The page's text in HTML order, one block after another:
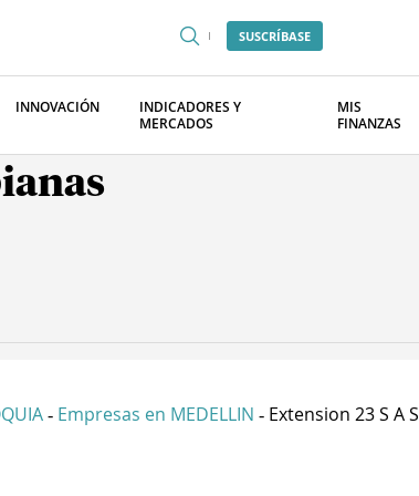
SUSCRÍBASE
INNOVACIÓN
INDICADORES Y
MERCADOS
MIS
FINANZAS
- Empresas en MEDELLIN - Extension 23 S A S